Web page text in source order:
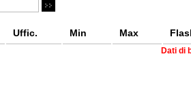
Uffic. Min Max
Dati di